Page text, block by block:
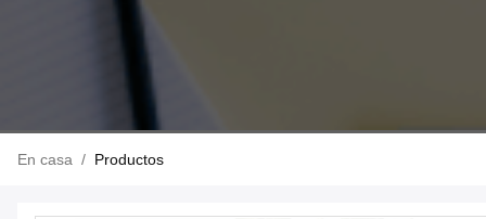
En casa / Productos